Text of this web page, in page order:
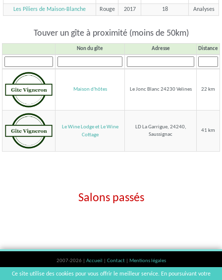
Les Piliers de Maison-Blanche
Rouge 2017 18 Analyses
Touver un gîte à proximité (moins de 50km)
Non du gîte Adresse Distance
Maison d'hôtes Le Jonc Blanc 24230 Velines 22 km
Le Wine Lodge et Le Wine
Cottage
LD La Garrigue, 24240,
Saussignac
41 km
Salons passés
2007-2026 | Accueil Contact
Mentions légales
L'abus d'alcool est dangereux pour la santé, à consommer avec modération. |
Ce site utilise des cookies pour vous offrir le meilleur service. En poursuivant votre